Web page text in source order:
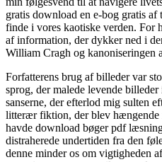
gratis download en e-bog gratis
finde i vores kaotiske verden. For
af information, der dykker ned i
William Cragh og kanoniseringen
Forfatterens brug af billeder var
sprog, der malede levende
sanserne, der efterlod mig sulten
litterær fiktion, der blev
havde download bøger pdf
distraherede undertiden fra den
denne minder os om vigtigheden